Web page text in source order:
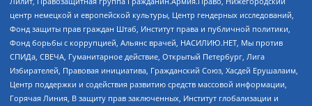
центр немецкой и европейской культуры, Центр гендерных исследований,
Фонд защиты прав граждан Штаб, Институт права и публичной политики,
Фонд борьбы с коррупцией, Альянс врачей, НАСИЛИЮ.НЕТ, Мы против
СПИДа, СВЕЧА, Гуманитарное действие, Открытый Петербург, Лига
Избирателей, Правовая инициатива, Гражданский Союз, Хасдей Ерушалаим,
Центр поддержки и содействия развитию средств массовой информации,
Горячая Линия, В защиту прав заключенных, Институт глобализации и